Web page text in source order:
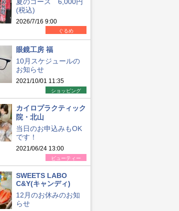
(税込)
2026/7/16 9:00
ぐるめ
眼鏡工房 福
10月スケジュールの
お知らせ
2021/10/01 11:35
ショッピング
カイロプラクティック
院・北山
当日のお申込みもOK
です！
2021/06/24 13:00
ビューティー
SWEETS LABO
C&Y(キャンディ)
12月のお休みのお知
らせ